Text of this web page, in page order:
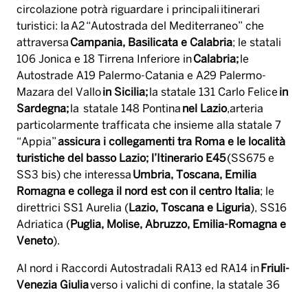
circolazione potrà riguardare i principali itinerari
turistici: la A2 “Autostrada del Mediterraneo” che
attraversa Campania, Basilicata e Calabria; le statali
106 Jonica e 18 Tirrena Inferiore in Calabria; le
Autostrade A19 Palermo-Catania e A29 Palermo-
Mazara del Vallo in Sicilia; la statale 131 Carlo Felice in
Sardegna; la statale 148 Pontina nel Lazio,arteria
particolarmente trafficata che insieme alla statale 7
“Appia” assicura i collegamenti tra Roma e le località
turistiche del basso Lazio; l’Itinerario E45(SS675 e
SS3 bis) che interessa Umbria, Toscana, Emilia
Romagna e collega il nord est con il centro Italia; le
direttrici SS1 Aurelia ( Lazio, Toscana e Liguria), SS16
Adriatica ( Puglia, Molise, Abruzzo, Emilia-Romagna e
Veneto).
Al nord i Raccordi Autostradali RA13 ed RA14 in Friuli-
Venezia Giuliaverso i valichi di confine, la statale 36